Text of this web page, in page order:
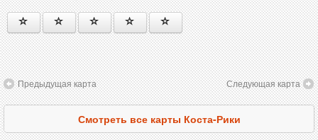
Предыдущая карта Следующая карта
Смотреть все карты Коста-Рики